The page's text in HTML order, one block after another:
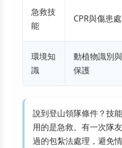
急救技
能
CPR與傷患
環境知
識
動植物識別
保護
說到登山領隊條件？技
用的是急救。有一次隊
過的包紮法處理，避免